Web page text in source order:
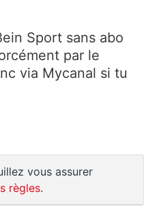
Sport sans abo
par le
via Mycanal si tu
vous assurer
règles.